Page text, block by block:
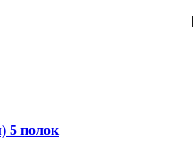
5 полок